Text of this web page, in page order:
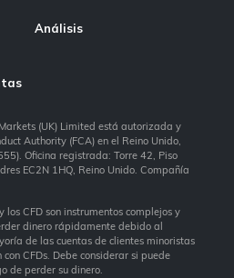
Análisis
(UK) Limited está autorizada y
Authority (FCA) en el Reino Unido,
Oficina registrada: Torre 42, Piso
EC2N 1HQ, Reino Unido. Compañía
los CFD son instrumentos complejos y
dinero rápidamente debido al
de las cuentas de clientes minoristas
CFDs. Debe considerar si puede
de perder su dinero.